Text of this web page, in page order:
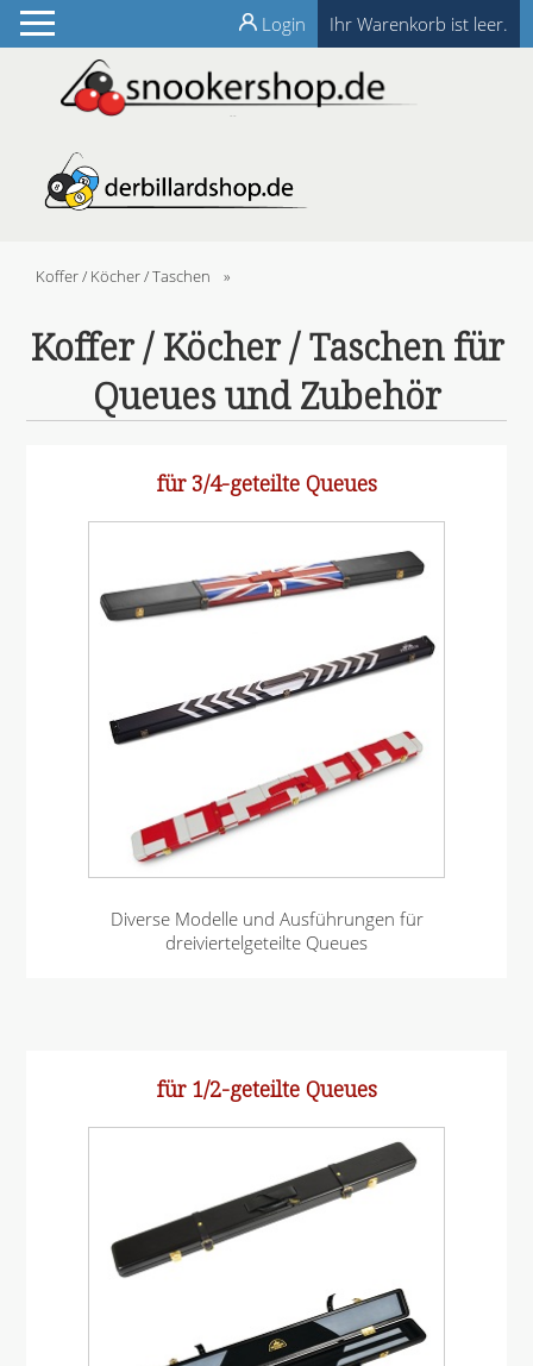
Ihr Warenkorb ist leer.
Login
Koffer / Köcher / Taschen »
Koffer / Köcher / Taschen für
Queues und Zubehör
für 3/4-geteilte Queues
Diverse Modelle und Ausführungen für
dreiviertelgeteilte Queues
für 1/2-geteilte Queues